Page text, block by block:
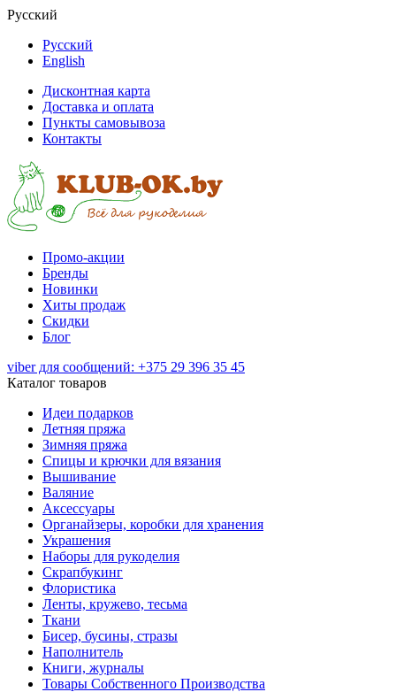
Русский
Русский
English
Дисконтная карта
Доставка и оплата
Пункты самовывоза
Контакты
Промо-акции
Бренды
Новинки
Хиты продаж
Скидки
Блог
viber для сообщений: +375 29 396 35 45
Каталог товаров
Идеи подарков
Летняя пряжа
Зимняя пряжа
Спицы и крючки для вязания
Вышивание
Валяние
Аксессуары
Органайзеры, коробки для хранения
Украшения
Наборы для рукоделия
Скрапбукинг
Флористика
Ленты, кружево, тесьма
Ткани
Бисер, бусины, стразы
Наполнитель
Книги, журналы
Товары Собственного Производства